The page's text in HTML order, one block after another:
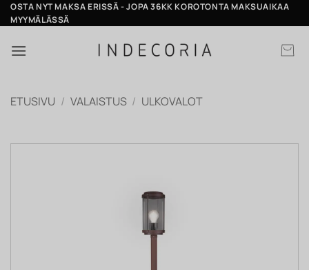
Skip
to
OSTA NYT MAKSA ERISSÄ - JOPA 36KK KOROTONTA MAKSUAIKAA
MYYMÄLÄSSÄ
ETUSIVU / VALAISTUS / ULKOVALOT